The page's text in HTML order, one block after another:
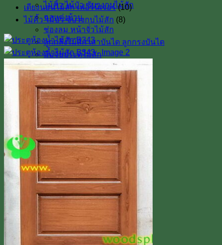
ไม้คิ้ว ไม้บัว ซับวงกบไม้สัก
ฉลุแต่งบ้าน
ช่องลม หน้าจั่วไม้สัก
ลูกกลึงไม้สัก เสาบันได ลูกกรงบันได
มือจับประตูไม้สัก
โรงงาน & โชว์รูม
โชว์รูมสินค้า
เตาอบไม้สัก
เกรดไม้สัก
เกี่ยวกับเรา
ค่าทำสี
การขนส่ง
บทความ
สินค้าโปรโมชั่น
ผลงานติดตั้งจริง / รีวิว
ติดต่อเรา
Line
เตียงนอนไม้สัก เฟอร์นิเจอร์ (10)
ไม้คิ้ว ไม้บัว ซับวงกบไม้สัก (8)